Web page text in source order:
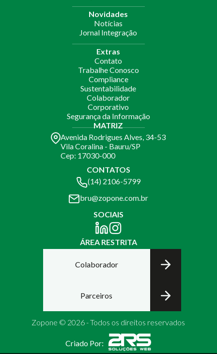
Novidades
Notícias
Jornal Integração
Extras
Contato
Trabalhe Conosco
Compliance
Sustentabilidade
Colaborador
Corporativo
Segurança da Informação
MATRIZ
Avenida Rodrigues Alves, 34-53
Vila Coralina - Bauru/SP
Cep: 17030-000
CONTATOS
(14) 2106-5799
bru@zopone.com.br
SOCIAIS
ÁREA RESTRITA
Colaborador
Parceiros
Zopone © 2026 - Todos os direitos reservados
Criado Por: